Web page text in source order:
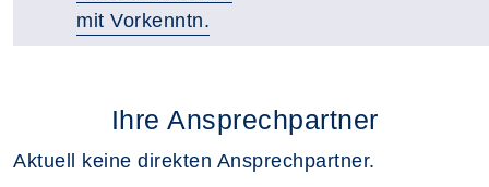
mit Vorkenntn.
Ihre Ansprechpartner
Aktuell keine direkten Ansprechpartner.